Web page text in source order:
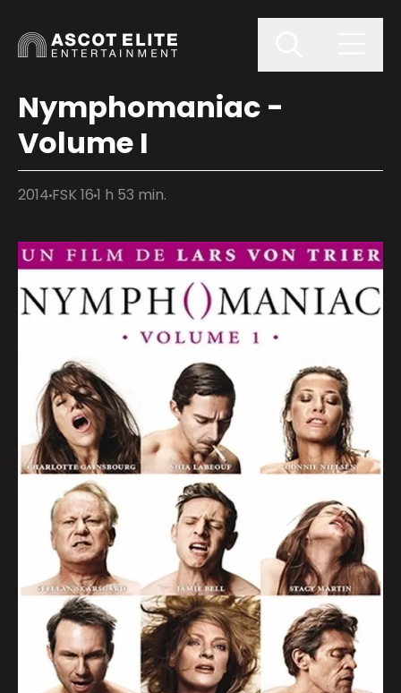
Nymphomaniac -
Volume I
2014 FSK 161 h 53 min.